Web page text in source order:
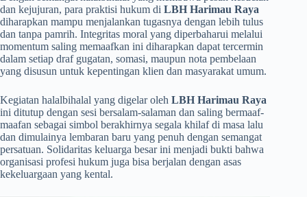
dan kejujuran, para praktisi hukum di LBH Harimau Raya
diharapkan mampu menjalankan tugasnya dengan lebih tulus
dan tanpa pamrih. Integritas moral yang diperbaharui melalui
momentum saling memaafkan ini diharapkan dapat tercermin
dalam setiap draf gugatan, somasi, maupun nota pembelaan
yang disusun untuk kepentingan klien dan masyarakat umum.
​Kegiatan halalbihalal yang digelar oleh LBH Harimau Raya
ini ditutup dengan sesi bersalam-salaman dan saling bermaaf-
maafan sebagai simbol berakhirnya segala khilaf di masa lalu
dan dimulainya lembaran baru yang penuh dengan semangat
persatuan. Solidaritas keluarga besar ini menjadi bukti bahwa
organisasi profesi hukum juga bisa berjalan dengan asas
kekeluargaan yang kental.